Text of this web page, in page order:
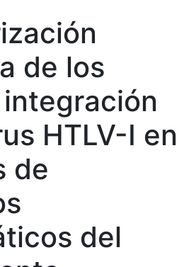
de los
HTLV-I en
de
del